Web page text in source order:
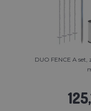
DUO FENCE A